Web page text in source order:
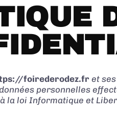
foirederodez.fr et
personnelles
à la loi Informatique et